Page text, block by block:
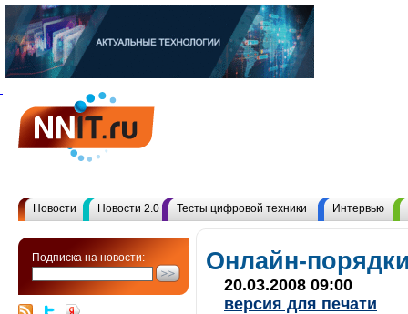
Новости Новости 2.0 Тесты цифровой техники Интервью
Подписка на новости: Онлайн-
20.03.2008 09:00
версия для печати